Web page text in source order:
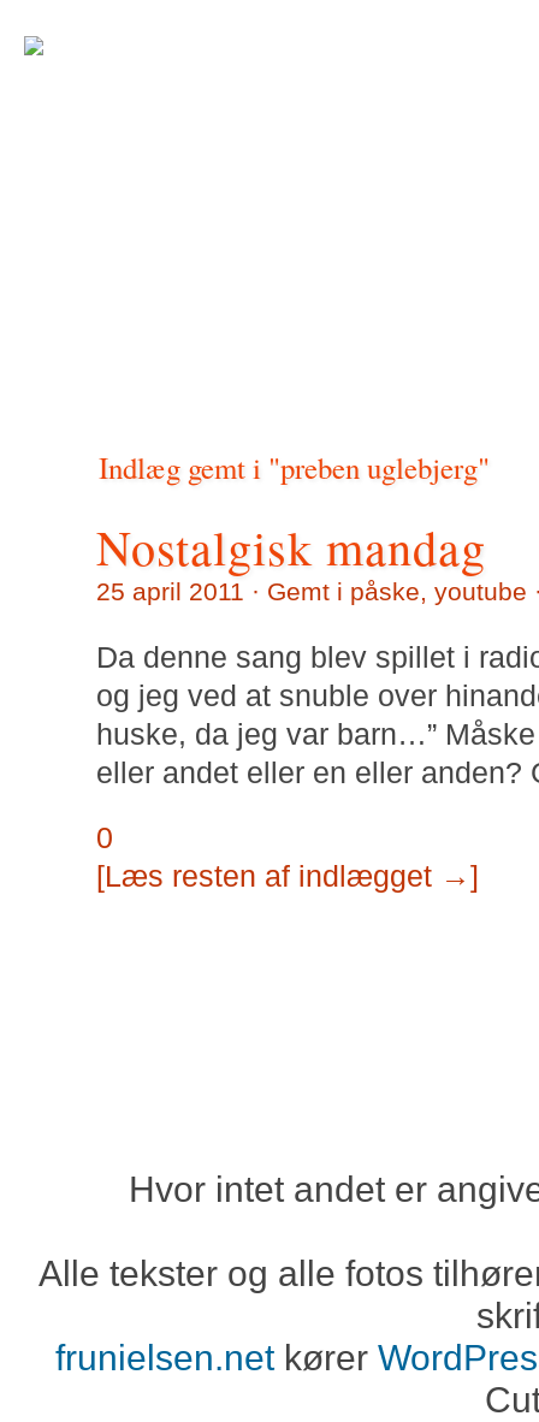
Indlæg gemt i "preben uglebjerg"
Nostalgisk mandag
25 april 2011 · Gemt i påske, youtube
Da denne sang blev spillet i
og jeg ved at snuble over
huske, da jeg var barn…”
eller andet eller en eller anden?
0
[Læs resten af indlægget →]
Hvor intet andet er
Alle tekster og alle fotos
frunielsen.netkører